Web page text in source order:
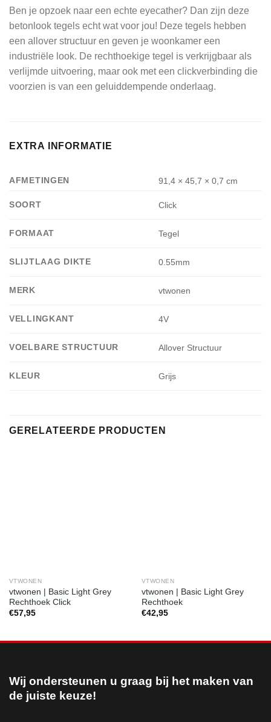
Ben je opzoek naar een echte eyecather? Dan zijn deze
betonlook tegels echt wat voor jou! Deze tegels hebben
een allover structuur en geven je woonkamer een
industriële look. De rechthoekige tegel is verkrijgbaar als
verlijmde uitvoering, maar ook met een clickverbinding die
voorzien is van een geluiddempende onderlaag.
EXTRA INFORMATIE
AFMETINGEN 91,4 × 45,7 × 0,7 cm
SOORT Click
FORMAAT Tegel
SLIJTLAAG DIKTE 0.55mm
MERK vtwonen
VELLINGKANT 4V
VOELBARE STRUCTUUR Allover Structuur
KLEUR Grijs
GERELATEERDE PRODUCTEN
VTWONEN
vtwonen | Basic Light Grey
Rechthoek Click
€57,95
VTWONEN
vtwonen | Basic Light Grey
Rechthoek
€42,95
Wij ondersteunen u graag bij het maken van
de juiste keuze!